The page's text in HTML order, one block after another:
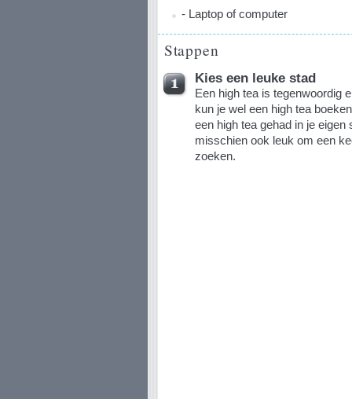
- Laptop of computer
Stappen
Kies een leuke stad
Een high tea is tegenwoordig
kun je wel een high tea
een high tea gehad in je eigen
misschien ook leuk om een
zoeken.